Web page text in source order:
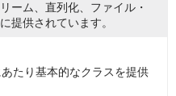
ーム、直列化、ファイル・
提供されています。
たり基本的なクラスを提供